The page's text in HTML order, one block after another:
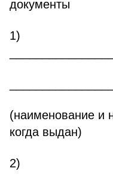
документы
1)
(наименование и
когда выдан)
2)